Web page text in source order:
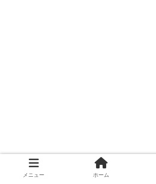
メニュー ホーム